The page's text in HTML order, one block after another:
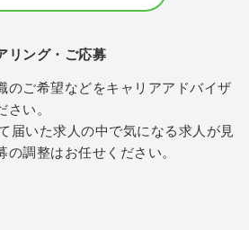
リング・ご応募
のご希望などをキャリアアドバイザ
い。
届いた求人の中で気になる求人が見
の調整はお任せください。